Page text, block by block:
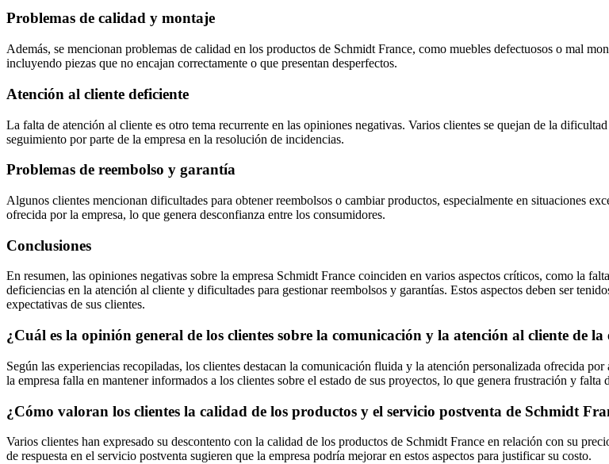
Problemas de calidad y montaje
Además, se mencionan problemas de calidad en los productos de Schmidt France, como muebles defectuosos o mal
incluyendo piezas que no encajan correctamente o que presentan desperfectos.
Atención al cliente deficiente
La falta de atención al cliente es otro tema recurrente en las opiniones negativas. Varios clientes se quejan de la
seguimiento por parte de la empresa en la resolución de incidencias.
Problemas de reembolso y garantía
Algunos clientes mencionan dificultades para obtener reembolsos o cambiar productos, especialmente en situaciones
ofrecida por la empresa, lo que genera desconfianza entre los consumidores.
Conclusiones
En resumen, las opiniones negativas sobre la empresa Schmidt France coinciden en varios aspectos críticos, como la
deficiencias en la atención al cliente y dificultades para gestionar reembolsos y garantías. Estos aspectos deben ser
expectativas de sus clientes.
¿Cuál es la opinión general de los clientes sobre la comunicación y la atención al cliente de
Según las experiencias recopiladas, los clientes destacan la comunicación fluida y la atención personalizada ofrecida
la empresa falla en mantener informados a los clientes sobre el estado de sus proyectos, lo que genera frustración y falta
¿Cómo valoran los clientes la calidad de los productos y el servicio postventa de Schmidt
Varios clientes han expresado su descontento con la calidad de los productos de Schmidt France en relación con su
de respuesta en el servicio postventa sugieren que la empresa podría mejorar en estos aspectos para justificar su costo.